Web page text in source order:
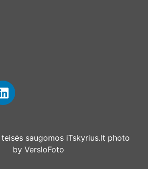
saugomos iTskyrius.lt photo
by VersloFoto